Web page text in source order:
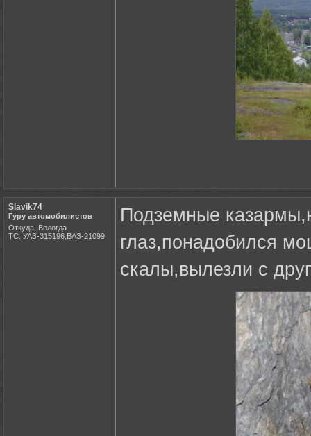
Slavik74
Гуру автомобилистов
Откуда: Вологда
ТС: УАЗ-315196,ВАЗ-21099
Подземные
глаз,понадобился
скалы,вылезли с